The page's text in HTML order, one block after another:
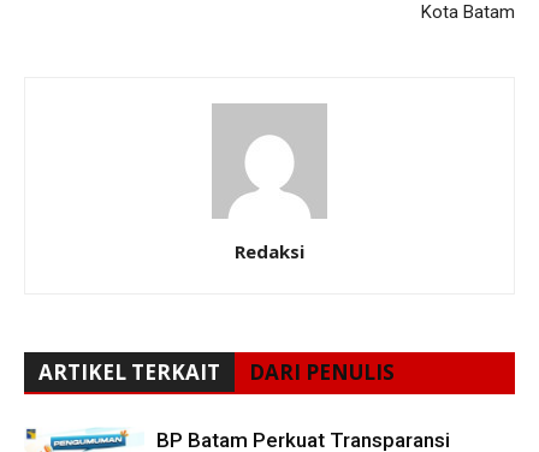
Kota Batam
Redaksi
ARTIKEL TERKAIT DARI PENULIS
BP Batam Perkuat Transparansi